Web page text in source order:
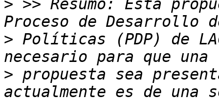
> >> Resumo: Esta
> Políticas (PDP) de
> propuesta sea